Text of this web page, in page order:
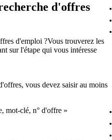
d'offres
d'emploi ?Vous trouverez les
sur l'étape qui vous intéresse
vous devez saisir au moins
mot-clé, n° d'offre »